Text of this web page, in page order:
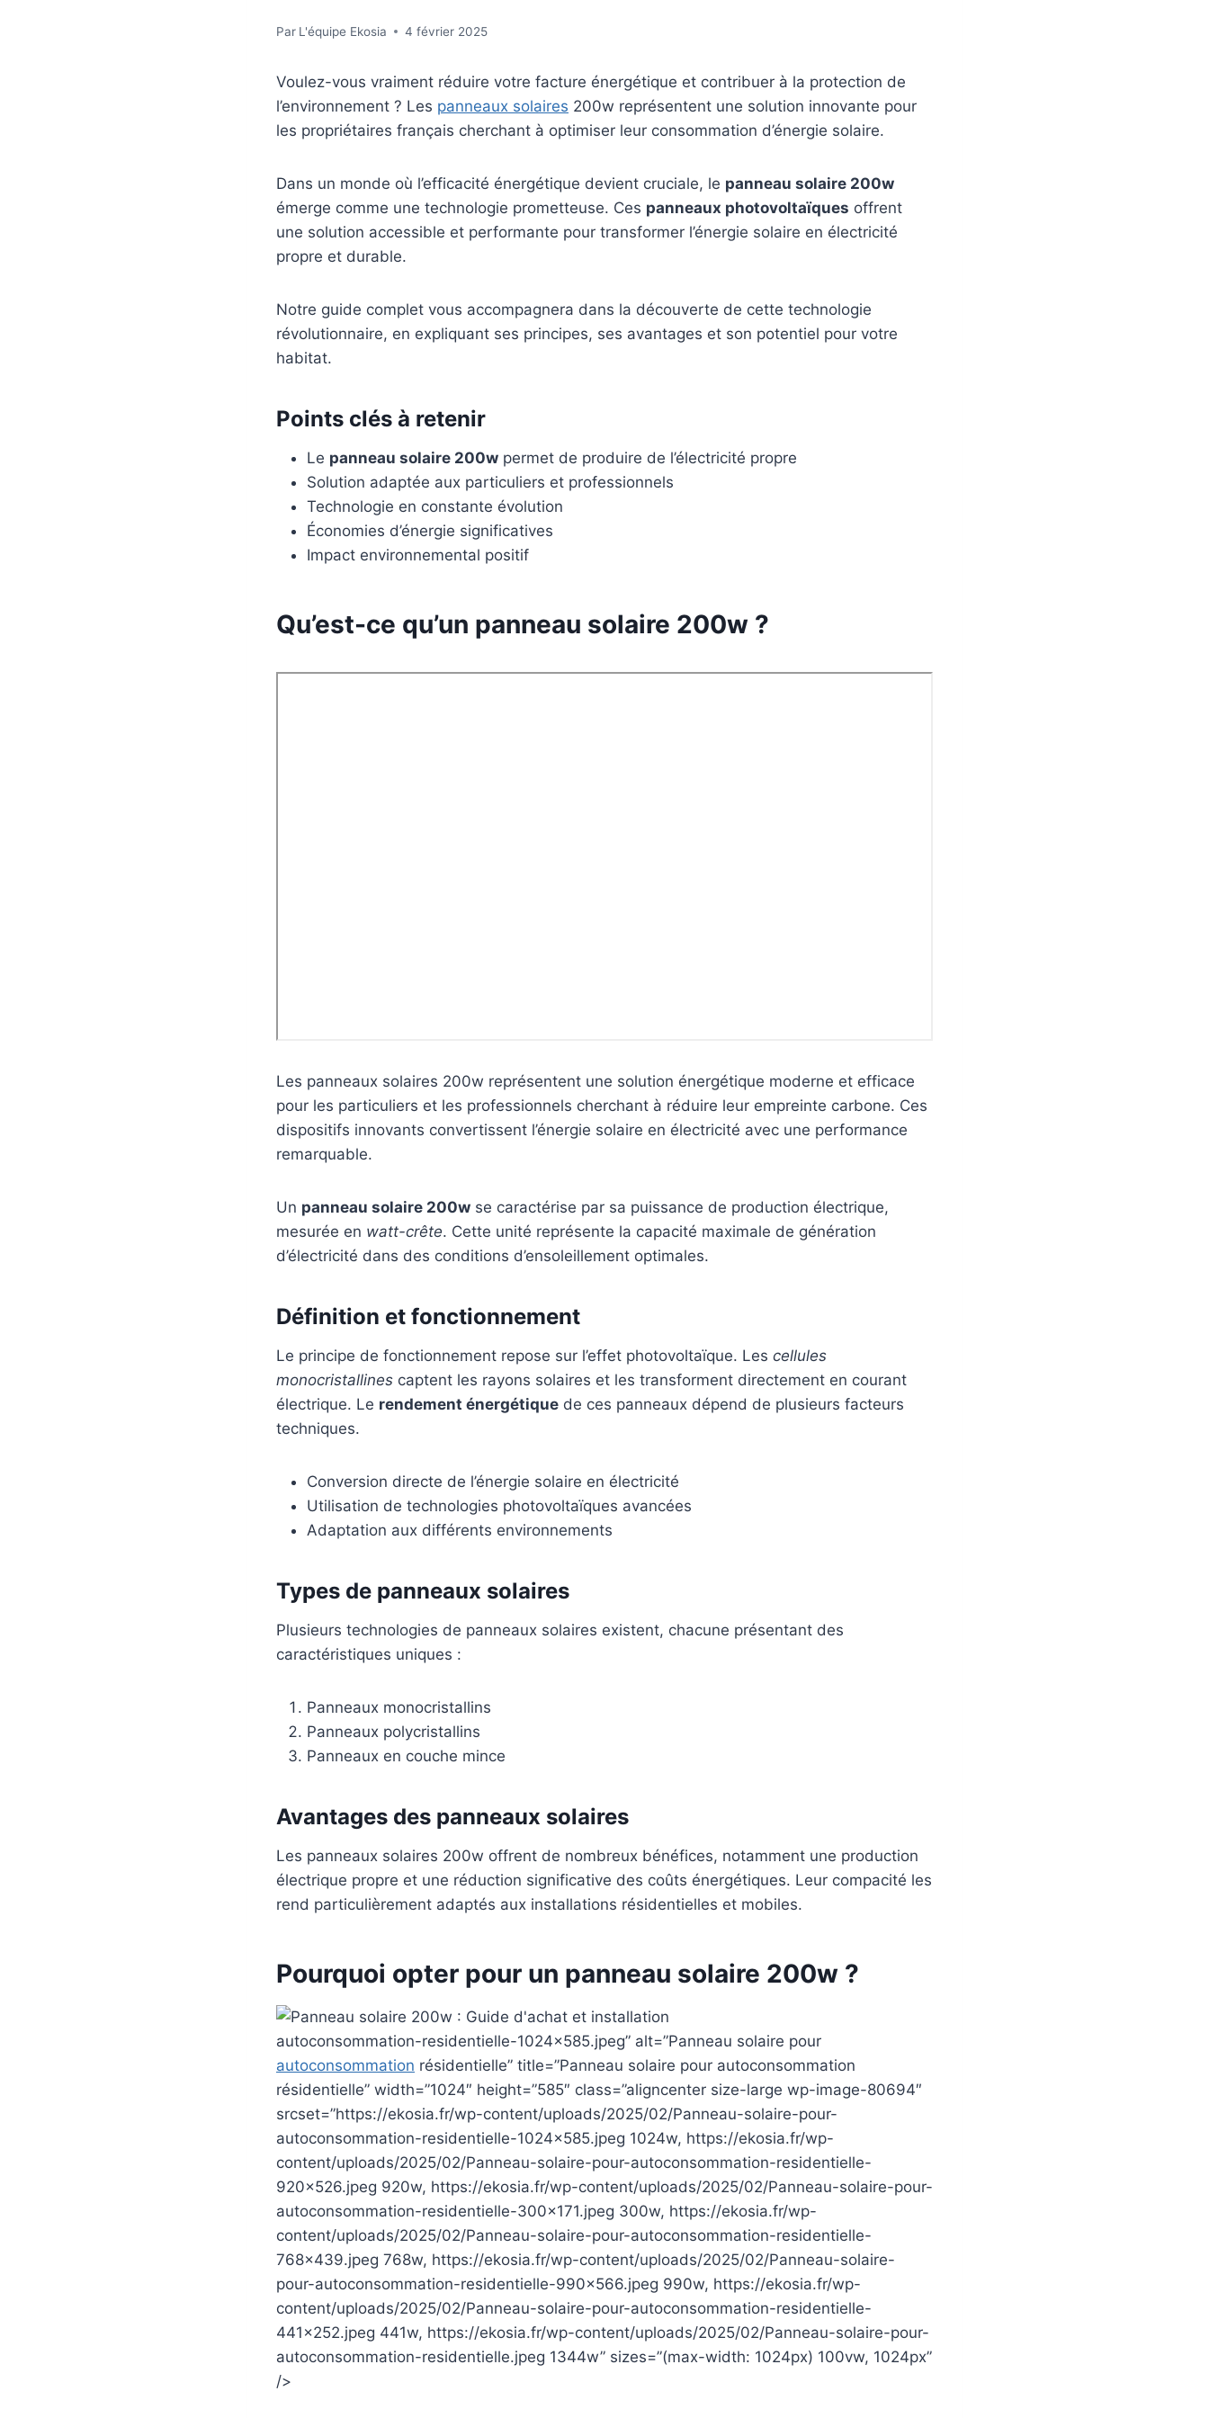
Par L'équipe Ekosia 4 février 2025
Voulez-vous vraiment réduire votre facture énergétique et contribuer à la protection de
l’environnement ? Les panneaux solaires 200w représentent une solution innovante pour
les propriétaires français cherchant à optimiser leur consommation d’énergie solaire.
Dans un monde où l’efficacité énergétique devient cruciale, le panneau solaire 200w
émerge comme une technologie prometteuse. Ces panneaux photovoltaïques offrent
une solution accessible et performante pour transformer l’énergie solaire en électricité
propre et durable.
Notre guide complet vous accompagnera dans la découverte de cette technologie
révolutionnaire, en expliquant ses principes, ses avantages et son potentiel pour votre
habitat.
Points clés à retenir
Le panneau solaire 200w permet de produire de l’électricité propre
Solution adaptée aux particuliers et professionnels
Technologie en constante évolution
Économies d’énergie significatives
Impact environnemental positif
Qu’est-ce qu’un panneau solaire 200w ?
Les panneaux solaires 200w représentent une solution énergétique moderne et efficace
pour les particuliers et les professionnels cherchant à réduire leur empreinte carbone. Ces
dispositifs innovants convertissent l’énergie solaire en électricité avec une performance
remarquable.
Un panneau solaire 200w se caractérise par sa puissance de production électrique,
mesurée en watt-crête. Cette unité représente la capacité maximale de génération
d’électricité dans des conditions d’ensoleillement optimales.
Définition et fonctionnement
Le principe de fonctionnement repose sur l’effet photovoltaïque. Les cellules
monocristallines captent les rayons solaires et les transforment directement en courant
électrique. Le rendement énergétique de ces panneaux dépend de plusieurs facteurs
techniques.
Conversion directe de l’énergie solaire en électricité
Utilisation de technologies photovoltaïques avancées
Adaptation aux différents environnements
Types de panneaux solaires
Plusieurs technologies de panneaux solaires existent, chacune présentant des
caractéristiques uniques :
Panneaux monocristallins
Panneaux polycristallins
Panneaux en couche mince
Avantages des panneaux solaires
Les panneaux solaires 200w offrent de nombreux bénéfices, notamment une production
électrique propre et une réduction significative des coûts énergétiques. Leur compacité les
rend particulièrement adaptés aux installations résidentielles et mobiles.
Pourquoi opter pour un panneau solaire 200w ?
autoconsommation-residentielle-1024×585.jpeg” alt=”Panneau solaire pour
autoconsommation résidentielle” title=”Panneau solaire pour autoconsommation
résidentielle” width=”1024″ height=”585″ class=”aligncenter size-large wp-image-80694″
srcset=”https://ekosia.fr/wp-content/uploads/2025/02/Panneau-solaire-pour-
autoconsommation-residentielle-1024×585.jpeg 1024w, https://ekosia.fr/wp-
content/uploads/2025/02/Panneau-solaire-pour-autoconsommation-residentielle-
920×526.jpeg 920w, https://ekosia.fr/wp-content/uploads/2025/02/Panneau-solaire-pour-
autoconsommation-residentielle-300×171.jpeg 300w, https://ekosia.fr/wp-
content/uploads/2025/02/Panneau-solaire-pour-autoconsommation-residentielle-
768×439.jpeg 768w, https://ekosia.fr/wp-content/uploads/2025/02/Panneau-solaire-
pour-autoconsommation-residentielle-990×566.jpeg 990w, https://ekosia.fr/wp-
content/uploads/2025/02/Panneau-solaire-pour-autoconsommation-residentielle-
441×252.jpeg 441w, https://ekosia.fr/wp-content/uploads/2025/02/Panneau-solaire-pour-
autoconsommation-residentielle.jpeg 1344w” sizes=”(max-width: 1024px) 100vw, 1024px”
/>